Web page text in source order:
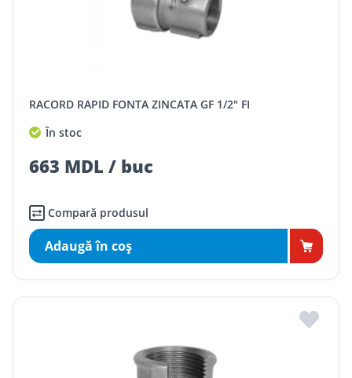
RACORD RAPID FONTA ZINCATA GF 1/2" FI
În stoc
663 MDL / buc
Compară produsul
Adaugă în coş